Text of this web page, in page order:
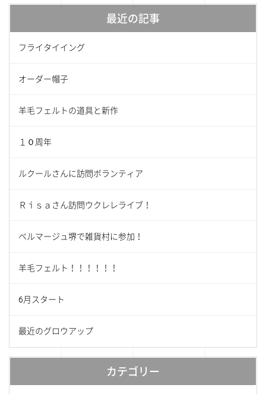
最近の記事
フライタイイング
オーダー帽子
羊毛フェルトの道具と新作
１０周年
ルクールさんに訪問ボランティア
Ｒｉｓａさん訪問ウクレレライブ！
ベルマージュ堺で雑貨村に参加！
羊毛フェルト！！！！！！
6月スタート
最近のグロウアップ
カテゴリー